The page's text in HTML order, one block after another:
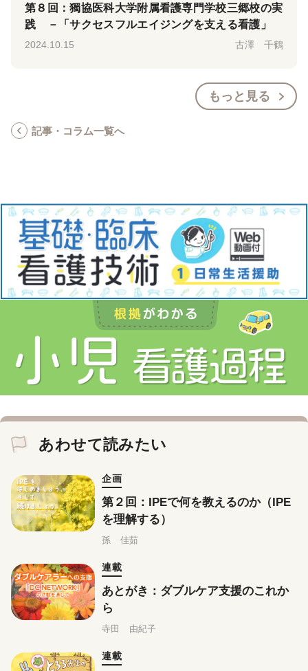
第８回：獨協医科大学附属看護専門学校三郷校の実
践 －「サクセスフルエイジングを支える看護」
2024.10.15 古澤 千鶴
もっと見る
記事・コラム一覧へ
あわせて読みたい
企画
第２回：IPEで何を教えるのか（IPE
を理解する）
孫 佳茹
連載
あとがき：ダブルケア支援のこれか
ら
寺田 由紀子
連載